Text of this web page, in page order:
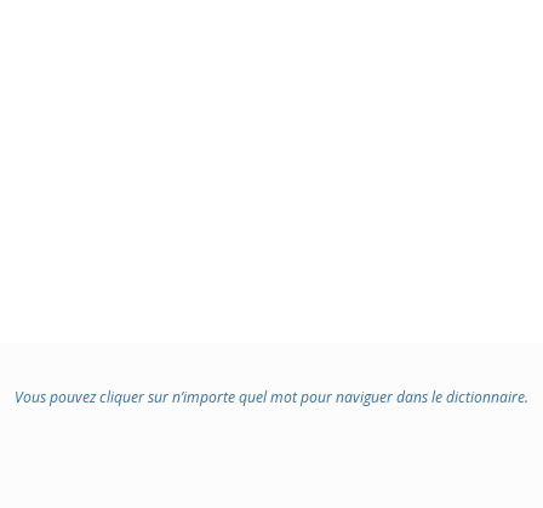
Vous pouvez cliquer sur n’importe quel mot pour naviguer dans le dictionnaire.